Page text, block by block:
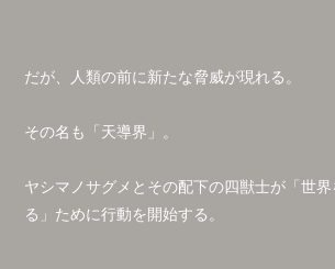
だが、人類の前に新たな脅威が現れる。
その名も「天導界」。
ヤシマノサグメとその配下の四獣士が「世界
る」ために行動を開始する。